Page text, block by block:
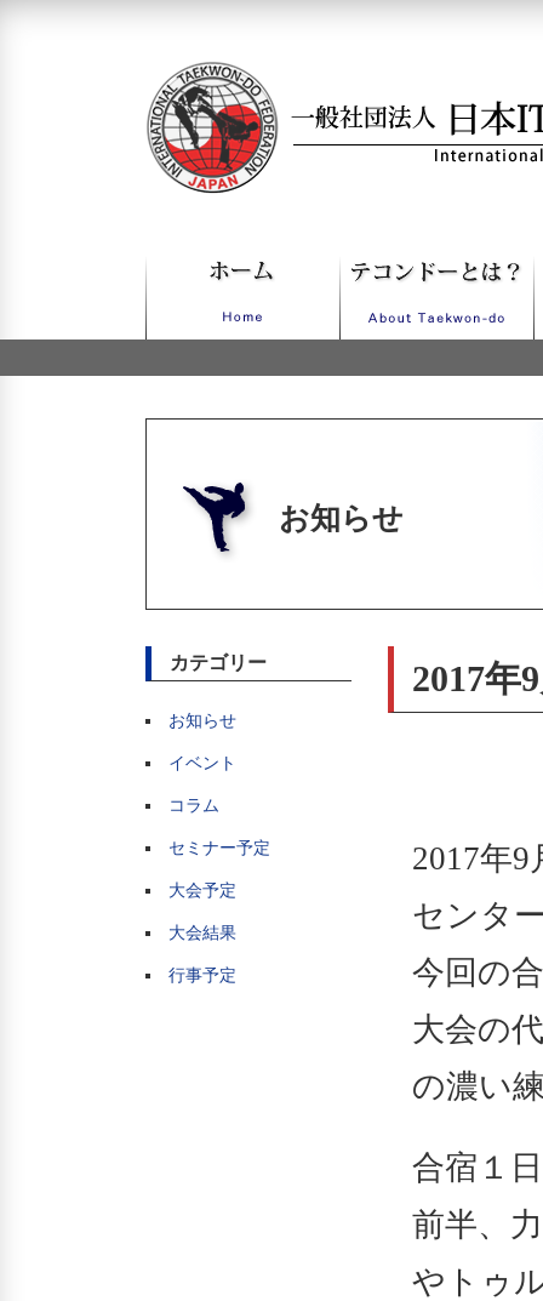
お知らせ
カテゴリー
お知らせ
イベント
コラム
セミナー予定
大会予定
大会結果
行事予定
2017年
2017年
センタ
今回の
大会の
の濃い
合宿１
前半、
やトゥ